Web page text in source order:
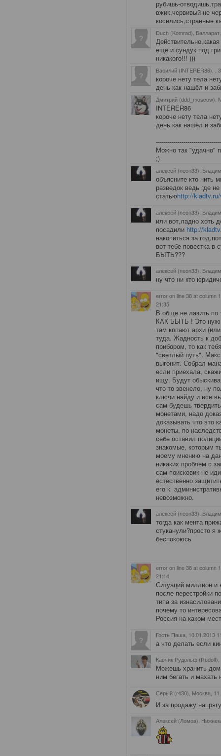
рубишь-
вжик,червивый-не
косились,странные
Duch (Komrad), Балларат
ещё и сундук под
никакого!!! )))
Василий (INTERER86), ,
короче нету тела
день как нашёл и
Дмитрий (ddd_moscow),
INTERER86
короче нету тела
день как нашёл и
Можно так "удачно"
;)
алексей (neon33),
объясните кто нить
разведок ведь где
статьюhttp://
алексей (neon33),
или вот,ладно хоть
посадили http://
накопиться за
вот тебе повестка
БЫТЬ???
алексей (neon33),
ну что ни кто
error on line 38 at column
21:35
В обще не лазить
КАК БЫТЬ ! Это
там копают архи
туда. Жадность к
прибором, то как
"светлый путь".
выгонит. Собрал
если приехала,
ищу. Будут
что то звенело, ну
ключи найду и все
сам будешь
монетами, надо
доказывать что это
монеты, по
себе оставил
знакомые, которым
моему мнению на
никаких проблем с
сам поисковик не
естественно
его к
невозможно.
алексей (neon33),
тогда как мента
стуканули?просто
беспокоюсь
error on line 38 at column
21:14
Ситуаций миллион и
после перестройки
типа за
почему то
Россия на каком
Гость Паша , 10.01.2013
а что делать если
Кавчик Рудольф (Rudolf),
Можешь хранить
ним бегать и махать
Серый (r430), Москва ,
И за продажу
Алексей (Ломов),